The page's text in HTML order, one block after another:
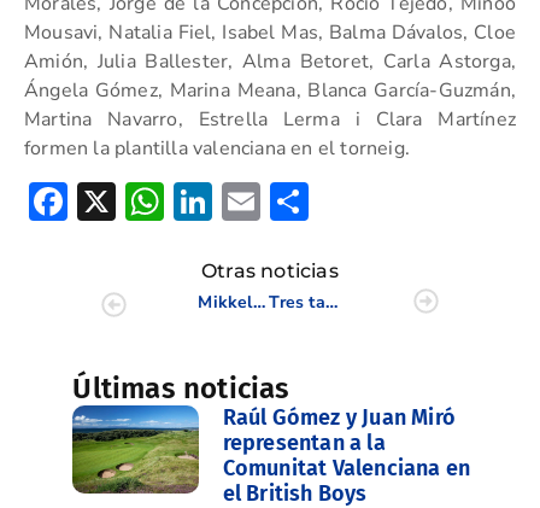
Mousavi, Natalia Fiel, Isabel Mas, Balma Dávalos, Cloe
Amión, Julia Ballester, Alma Betoret, Carla Astorga,
Ángela Gómez, Marina Meana, Blanca García-Guzmán,
Martina Navarro, Estrella Lerma i Clara Martínez
formen la plantilla valenciana en el torneig.
Facebook
X WhatsApp
LinkedIn
Email
Otras noticias
Mikkel Antonsen se adjudica el IX Campeonato de Alicante Masculino
Tres tarjetas valencianas, dentro del Top 10 del Campeonato de Barcelona
Últimas noticias
Raúl Gómez y Juan Miró
representan a la
Comunitat Valenciana en
el British Boys